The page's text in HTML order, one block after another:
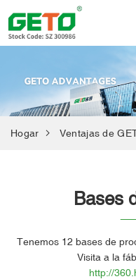
Hogar Ventajas de
Bases
Tenemos 12 bases de
Visita a la
http://